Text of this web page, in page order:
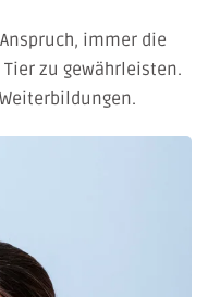
immer die
zu gewährleisten.